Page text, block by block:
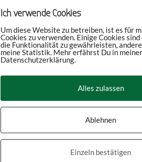
Ich verwende Cookies
Um diese Website zu betreiben, ist es für
Cookies zu verwenden. Einige Cookies
die Funktionalität zu gewährleisten,
meine Statistik. Mehr erfährst Du in meiner
Datenschutzerklärung.
Alles zulassen
Ablehnen
Einzeln bestätigen